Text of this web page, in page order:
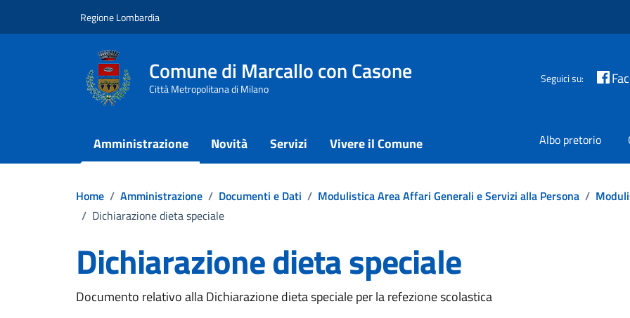
Regione Lombardia
Comune di Marcallo con Casone
Città Metropolitana di Milano
Seguici su:
Amministrazione Novità Servizi Vivere il Comune Albo pretorio
Home / Amministrazione / Documenti e Dati / Modulistica Area Affari Generali e Servizi alla Persona /
/ Dichiarazione dieta speciale
Dichiarazione dieta speciale
Dettagli del documento
Documento relativo alla Dichiarazione dieta speciale per la refezione scolastica